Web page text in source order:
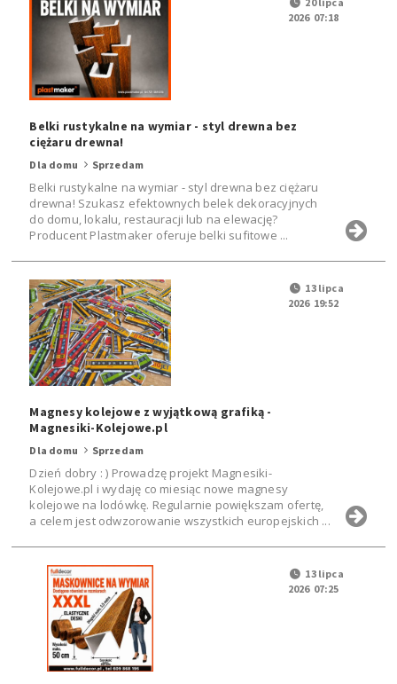
2026 07:18
Belki rustykalne na wymiar - styl drewna bez
ciężaru drewna!
Dla domu Sprzedam
Belki rustykalne na wymiar - styl drewna bez ciężaru
drewna! Szukasz efektownych belek dekoracyjnych
do domu, lokalu, restauracji lub na elewację?
Producent Plastmaker oferuje belki sufitowe ...
13 lipca
2026 19:52
Magnesy kolejowe z wyjątkową grafiką -
Magnesiki-Kolejowe.pl
Dla domu Sprzedam
Dzień dobry : ) Prowadzę projekt Magnesiki-
Kolejowe.pl i wydaję co miesiąc nowe magnesy
kolejowe na lodówkę. Regularnie powiększam ofertę,
a celem jest odwzorowanie wszystkich europejskich ...
13 lipca
2026 07:25